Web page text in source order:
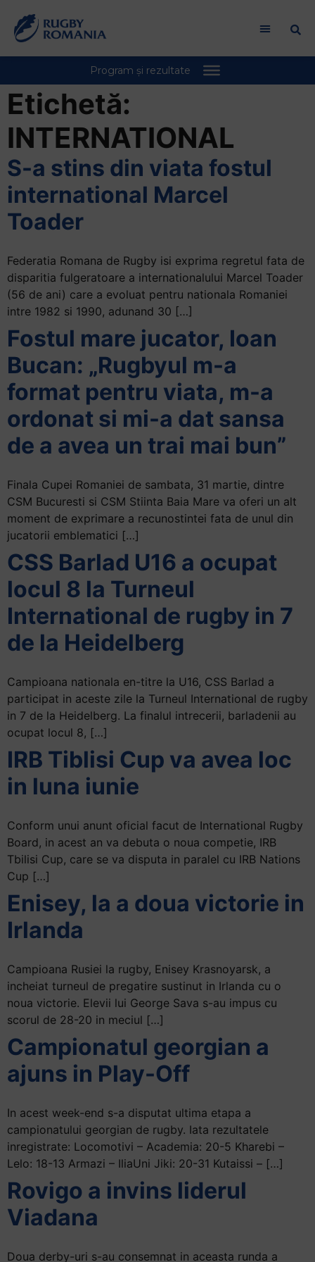
venit
cititorul
ecran
Accessibility
Pentru
porni
cititorul
ecran
All
One
Accessibility,
apăsați
„Ctrl
Această
comandă
rapidă
cititorul
de
ecran
pentru
vă
ajuta
să
navigați
să
cu
conținutul.
Etichetă:
INTERNATIONAL
S-a stins din viata fostul
international Marcel
Toader
Federatia Romana de Rugby isi exprima regretul fata de
disparitia fulgeratoare a internationalului Marcel Toader
(56 de ani) care a evoluat pentru nationala Romaniei
intre 1982 si 1990, adunand 30 […]
Fostul mare jucator, Ioan
Bucan: „Rugbyul m-a
format pentru viata, m-a
ordonat si mi-a dat sansa
de a avea un trai mai bun”
Finala Cupei Romaniei de sambata, 31 martie, dintre
CSM Bucuresti si CSM Stiinta Baia Mare va oferi un alt
moment de exprimare a recunostintei fata de unul din
jucatorii emblematici […]
CSS Barlad U16 a ocupat
locul 8 la Turneul
International de rugby in 7
de la Heidelberg
Campioana nationala en-titre la U16, CSS Barlad a
participat in aceste zile la Turneul International de rugby
in 7 de la Heidelberg. La finalul intrecerii, barladenii au
ocupat locul 8, […]
IRB Tiblisi Cup va avea loc
in luna iunie
Conform unui anunt oficial facut de International Rugby
Board, in acest an va debuta o noua competie, IRB
Tbilisi Cup, care se va disputa in paralel cu IRB Nations
Cup […]
Enisey, la a doua victorie in
Irlanda
Campioana Rusiei la rugby, Enisey Krasnoyarsk, a
incheiat turneul de pregatire sustinut in Irlanda cu o
noua victorie. Elevii lui George Sava s-au impus cu
scorul de 28-20 in meciul […]
Campionatul georgian a
ajuns in Play-Off
In acest week-end s-a disputat ultima etapa a
campionatului georgian de rugby. Iata rezultatele
inregistrate: Locomotivi – Academia: 20-5 Kharebi –
Lelo: 18-13 Armazi – IliaUni Jiki: 20-31 Kutaissi – […]
Rovigo a invins liderul
Viadana
Doua derby-uri s-au consemnat in aceasta runda a